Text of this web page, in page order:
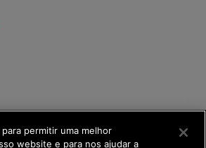
permitir uma melhor
website e para nos ajudar a